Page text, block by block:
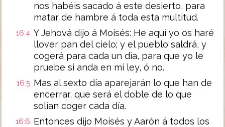
nos habéis sacado á este desierto, para
matar de hambre á toda esta multitud.
16:4 Y Jehová dijo á Moisés: He aquí yo os haré
llover pan del cielo; y el pueblo saldrá, y
cogerá para cada un día, para que yo le
pruebe si anda en mi ley, ó no.
16:5 Mas al sexto día aparejarán lo que han de
encerrar, que será el doble de lo que
solían coger cada día.
16:6 Entonces dijo Moisés y Aarón á todos los